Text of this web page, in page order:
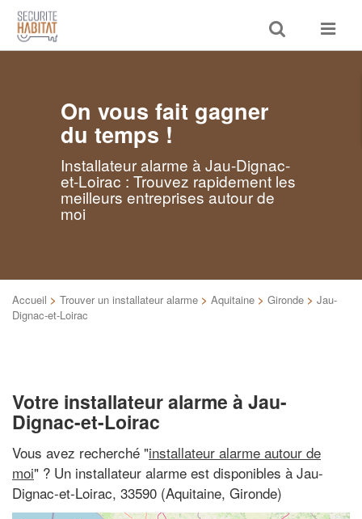
Toggle
search
Toggle
On vous fait gagner
du temps !
Installateur alarme à Jau-Dignac-
et-Loirac : Trouvez rapidement les
meilleurs entreprises autour de
moi
Accueil > Trouver un installateur alarme > Aquitaine > Gironde > Jau-
Dignac-et-Loirac
Votre installateur alarme à Jau-
Dignac-et-Loirac
Vous avez recherché "installateur alarme autour de
moi" ? Un installateur alarme est disponibles à Jau-
Dignac-et-Loirac, 33590 (Aquitaine, Gironde)